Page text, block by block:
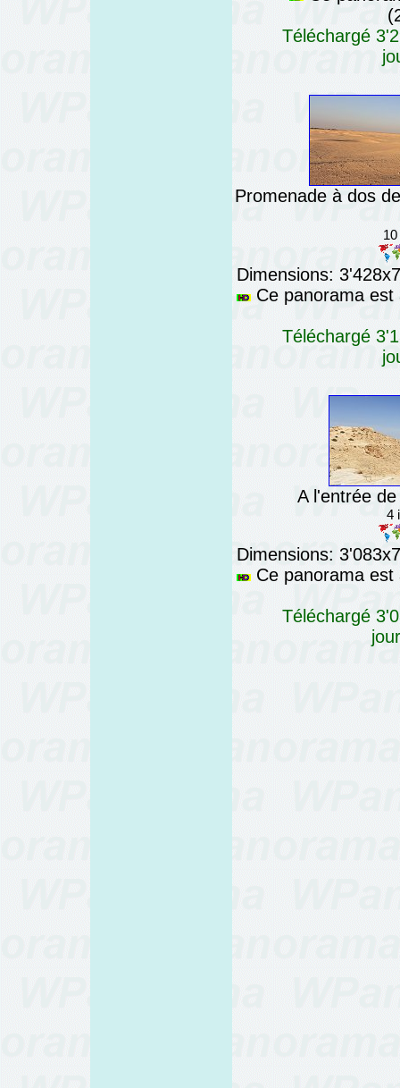
Téléchargé
Promenade à dos
Dimensions:
Ce panorama est
Téléchargé
A l'entrée
4
Dimensions:
Ce panorama est
Téléchargé